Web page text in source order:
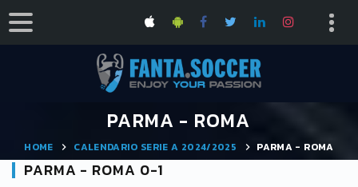
PARMA - ROMA
HOME CALENDARIO SERIE A 2024/2025 PARMA - ROMA
PARMA - ROMA 0-1